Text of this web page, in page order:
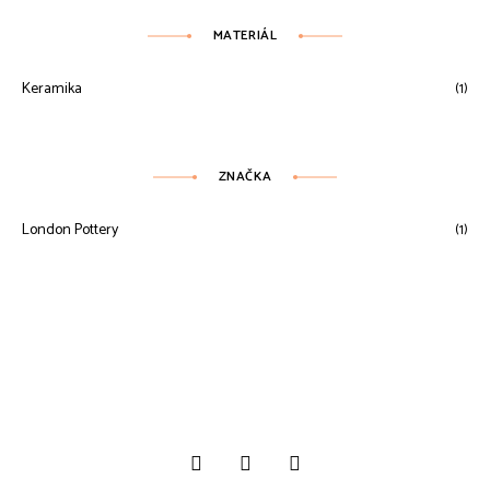
MATERIÁL
Keramika (1)
ZNAČKA
London Pottery (1)